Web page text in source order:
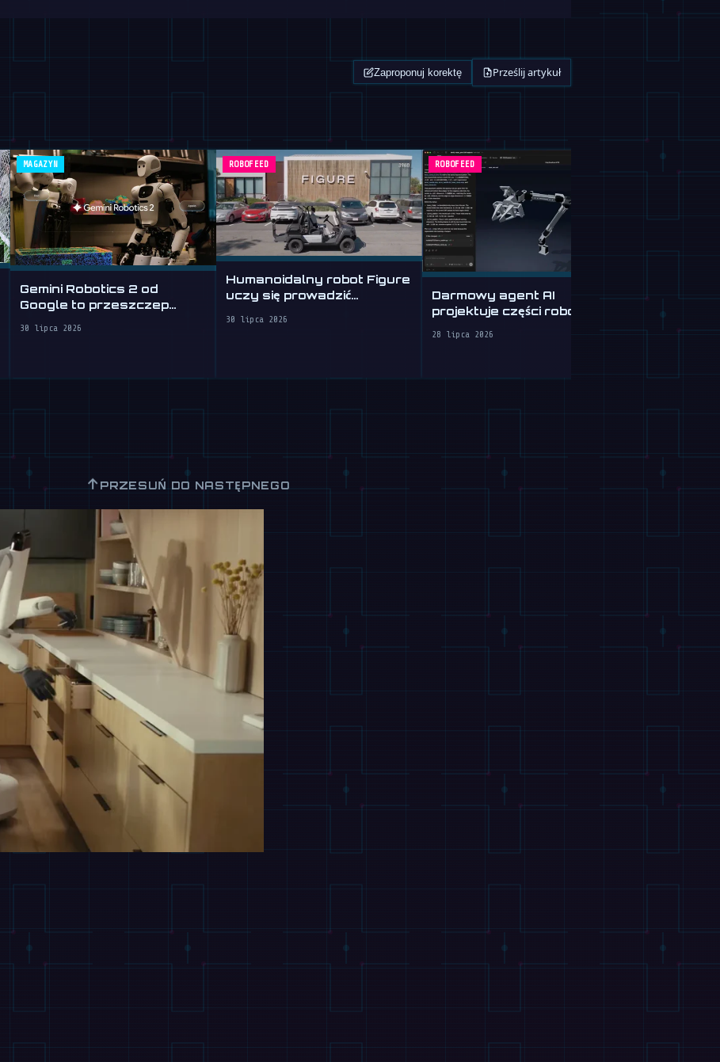
Zaproponuj korektę Prześlij artykuł
MAGAZYN
Gemini Robotics 2 od
Google to przeszczep
30 lipca 2026
ROBOFEED
Humanoidalny robot Figure
uczy się prowadzić
30 lipca 2026
ROBOFEED
Darmowy agent AI
projektuje części robotów z
28 lipca 2026
sprzątanie
↑ PRZESUŃ DO NASTĘPNEGO